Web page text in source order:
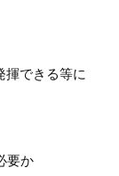
揮できる等に
要か